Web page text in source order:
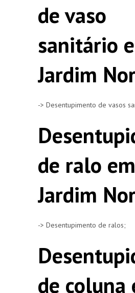
de vaso
sanitário
Jardim
-> Desentupimento de vasos
de ralo em
Jardim
-> Desentupimento de ralos;
de coluna